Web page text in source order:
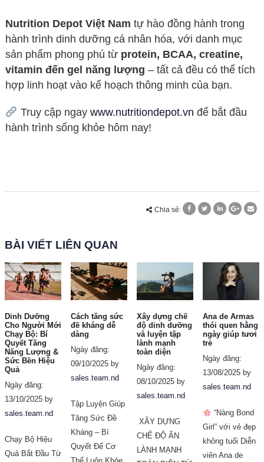
Nutrition Depot Việt Nam tự hào đồng hành trong
hành trình dinh dưỡng cá nhân hóa, với danh mục
sản phẩm phong phú từ protein, BCAA, creatine,
vitamin đến gel năng lượng – tất cả đều có thể tích
hợp linh hoạt vào kế hoạch thông minh của bạn.
Truy cập ngaywww.nutritiondepot.vn để bắt đầu
hành trình sống khỏe hôm nay!
Chia sẻ:
BÀI VIẾT LIÊN QUAN
Dinh Dưỡng
Cho Người Mới
Chạy Bộ: Bí
Quyết Tăng
Năng Lượng &
Sức Bền Hiệu
Quả
Ngày đăng:
13/10/2025 by
sales.team.nd
Chạy Bộ Hiệu
Quả Bắt Đầu Từ
Cách tăng sức
đề kháng dễ
dàng
Ngày đăng:
09/10/2025 by
sales.team.nd
Tập Luyện Giúp
Tăng Sức Đề
Kháng – Bí
Quyết Để Cơ
Xây dựng chế
độ dinh dưỡng
và luyện tập
lành mạnh
toàn diện
Ngày đăng:
08/10/2025 by
sales.team.nd
XÂY DỰNG
CHẾ ĐỘ ĂN
LÀNH MẠNH
Ana de Armas
thói quen hằng
ngày giúp tươi
trẻ
Ngày đăng:
13/08/2025 by
sales.team.nd
“Nàng Bond
Girl” với vẻ đẹp
không tuổi Diễn
viên Ana de